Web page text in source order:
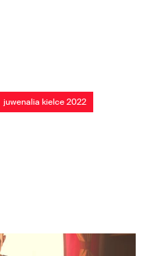
juwenalia kielce 2022